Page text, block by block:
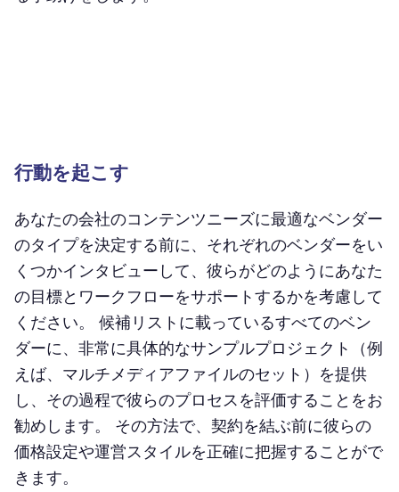
行動を起こす
あなたの会社のコンテンツニーズに最適なベンダー
のタイプを決定する前に、それぞれのベンダーをい
くつかインタビューして、彼らがどのようにあなた
の目標とワークフローをサポートするかを考慮して
ください。 候補リストに載っているすべてのベン
ダーに、非常に具体的なサンプルプロジェクト（例
えば、マルチメディアファイルのセット）を提供
し、その過程で彼らのプロセスを評価することをお
勧めします。 その方法で、契約を結ぶ前に彼らの
価格設定や運営スタイルを正確に把握することがで
きます。